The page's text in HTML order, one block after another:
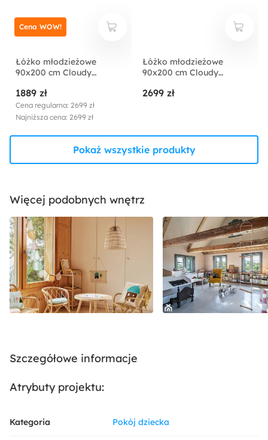
Łóżko młodzieżowe
90x200 cm Cloudy
pojemnikiem jasnobeżowe
welur hydrofobowy
łatwoczyszczący
1889 zł
Cena regularna: 2699 zł
Najniższa cena: 2699 zł
Cena WOW!
Łóżko młodzieżowe
90x200 cm Cloudy
pojemnikiem beżowe
2699 zł
Pokaż wszystkie produkty
Więcej podobnych wnętrz
Szczegółowe informacje
Atrybuty projektu:
Kategoria Pokój dziecka